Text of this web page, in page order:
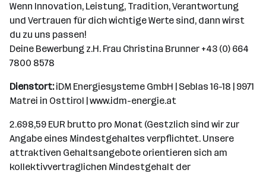
Wenn Innovation, Leistung, Tradition, Verantwortung
und Vertrauen für dich wichtige Werte sind, dann wirst
du zu uns passen!
Deine Bewerbung z.H. Frau Christina Brunner +43 (0) 664
7800 8578
Dienstort:iDM Energiesysteme GmbH | Seblas 16-18 | 9971
Matrei in Osttirol | www.idm-energie.at
2.698,59 EUR brutto pro Monat (Gestzlich sind wir zur
Angabe eines Mindestgehaltes verpflichtet. Unsere
attraktiven Gehaltsangebote orientieren sich am
kollektivvertraglichen Mindestgehalt der